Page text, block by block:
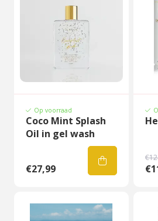
Op voorraad
Coco Mint Splash
Oil in gel wash
€27,99